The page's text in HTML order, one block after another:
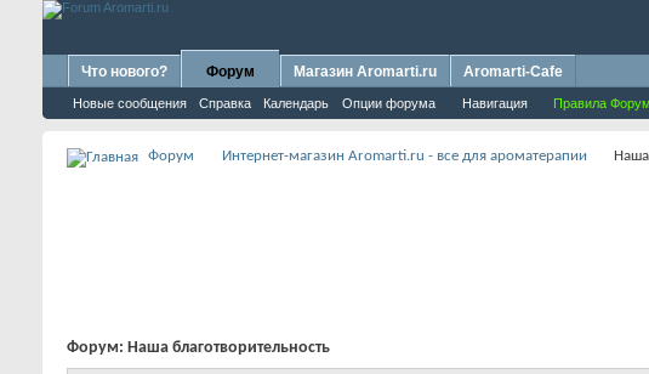
Что нового? Форум
Новые сообщения Справка Календарь Опции форума Навигация Правила
Магазин Aromarti.ru Aromarti-Cafe
Форум Интернет-магазин Aromarti.ru - все для ароматерапии Наша
Форум: Наша благотворительность